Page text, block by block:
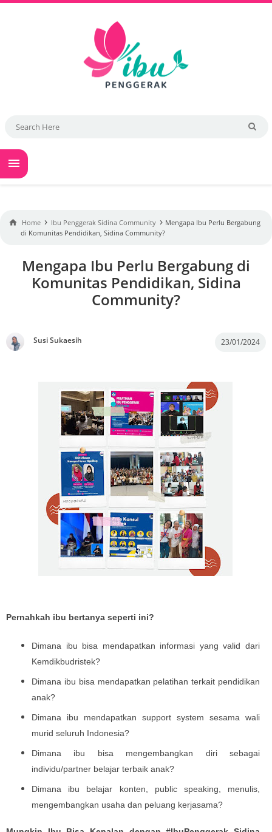

 Home › Ibu Penggerak Sidina Community › Mengapa Ibu Perlu Bergabung
di Komunitas Pendidikan, Sidina Community?
Mengapa Ibu Perlu Bergabung di
Komunitas Pendidikan, Sidina
Community?
Susi Sukaesih 23/01/2024
Pernahkah ibu bertanya seperti ini?
Dimana ibu bisa mendapatkan informasi yang valid dari
Kemdikbudristek?
Dimana ibu bisa mendapatkan pelatihan terkait pendidikan
anak?
Dimana ibu mendapatkan support system sesama wali
murid seluruh Indonesia?
Dimana ibu bisa mengembangkan diri sebagai
individu/partner belajar terbaik anak?
Dimana ibu belajar konten, public speaking, menulis,
mengembangkan usaha dan peluang kerjasama?